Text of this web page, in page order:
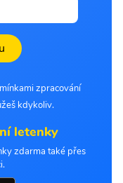
zpracování
kdykoliv.
letenky
zdarma také přes